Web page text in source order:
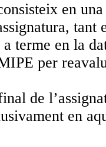
en
terme en la
per
de
en